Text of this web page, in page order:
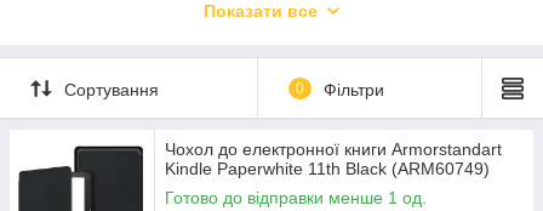
В асортименті представлені різні типи чохлів: книжки,
комфортне використання вашої електронної книги в будь-
якому місці.
Показати все
Сортування 0 Фільтри
Чохол до електронної книги Armorstandart
Kindle Paperwhite 11th Black (ARM60749)
Готово до відправки менше 1 од.